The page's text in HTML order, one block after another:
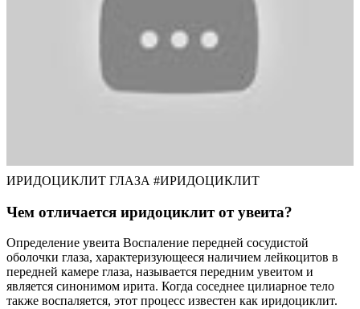
ИРИДОЦИКЛИТ ГЛАЗА #ИРИДОЦИКЛИТ
Чем отличается иридоциклит от увеита?
Определение увеита Воспаление передней сосудистой
оболочки глаза, характеризующееся наличием лейкоцитов в
передней камере глаза, называется передним увеитом и
является синонимом ирита. Когда соседнее цилиарное тело
также воспаляется, этот процесс известен как иридоциклит.